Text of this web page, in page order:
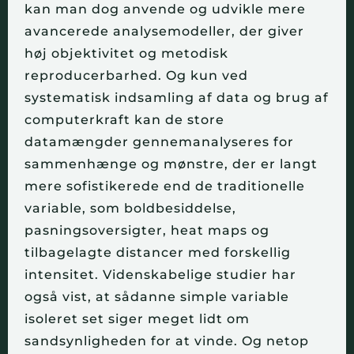
kan man dog anvende og udvikle mere
avancerede analysemodeller, der giver
høj objektivitet og metodisk
reproducerbarhed. Og kun ved
systematisk indsamling af data og brug af
computerkraft kan de store
datamængder gennemanalyseres for
sammenhænge og mønstre, der er langt
mere sofistikerede end de traditionelle
variable, som boldbesiddelse,
pasningsoversigter, heat maps og
tilbagelagte distancer med forskellig
intensitet. Videnskabelige studier har
også vist, at sådanne simple variable
isoleret set siger meget lidt om
sandsynligheden for at vinde. Og netop